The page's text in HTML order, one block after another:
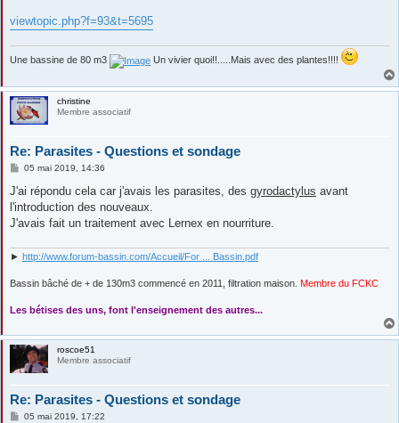
viewtopic.php?f=93&t=5695
Une bassine de 80 m3 Un vivier quoi!!.....Mais avec des plantes!!!!
christine
Membre associatif
Re: Parasites - Questions et sondage
M
s
a
g
05 mai 2019, 14:36
J'ai répondu cela car j'avais les parasites, des gyrodactylus avant
l'introduction des nouveaux.
J'avais fait un traitement avec Lernex en nourriture.
► http://www.forum-bassin.com/Accueil/For ... Bassin.pdf
Bassin bâché de + de 130m3 commencé en 2011, filtration maison. Membre du FCKC
Les bétises des uns, font l'enseignement des autres...
roscoe51
Membre associatif
Re: Parasites - Questions et sondage
M05 mai 2019, 17:22